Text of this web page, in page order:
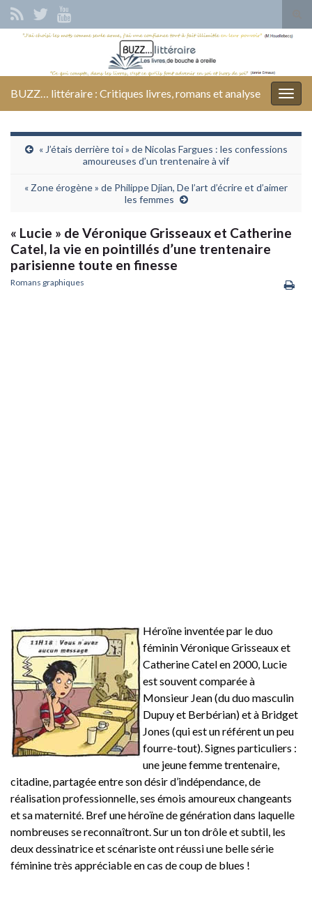
Search for:
BUZZ… littéraire : Critiques livres, romans et analyse
« J’étais derrière toi » de Nicolas Fargues : les confessions
amoureuses d’un trentenaire à vif
« Zone érogène » de Philippe Djian, De l’art d’écrire et d’aimer
les femmes
« Lucie » de Véronique Grisseaux et Catherine
Catel, la vie en pointillés d’une trentenaire
parisienne toute en finesse
Romans graphiques
Héroïne inventée par le duo
féminin Véronique Grisseaux et
Catherine Catel en 2000, Lucie
est souvent comparée à
Monsieur Jean (du duo masculin
Dupuy et Berbérian) et à Bridget
Jones (qui est un référent un peu
fourre-tout). Signes particuliers :
une jeune femme trentenaire,
citadine, partagée entre son désir d’indépendance, de
réalisation professionnelle, ses émois amoureux changeants
et sa maternité. Bref une héroïne de génération dans laquelle
nombreuses se reconnaîtront. Sur un ton drôle et subtil, les
deux dessinatrice et scénariste ont réussi une belle série
féminine très appréciable en cas de coup de blues !